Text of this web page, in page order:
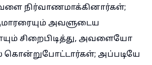
நிர்வாணமாக்கினார்கள்;
அவளுடைய
சிறைபிடித்து, அவளையோ
கொன்றுபோட்டார்கள்; அப்படியே